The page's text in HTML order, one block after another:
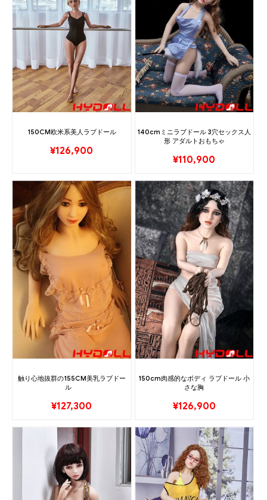
150CM欧米系美人ラブドール
¥126,900
140cmミニラブドール 3穴セックス人
形 アダルトおもちゃ
¥110,900
触り心地抜群の155CM美乳ラブドー
ル
¥127,300
150cm肉感的なボディ ラブドール 小
さな胸
¥126,900